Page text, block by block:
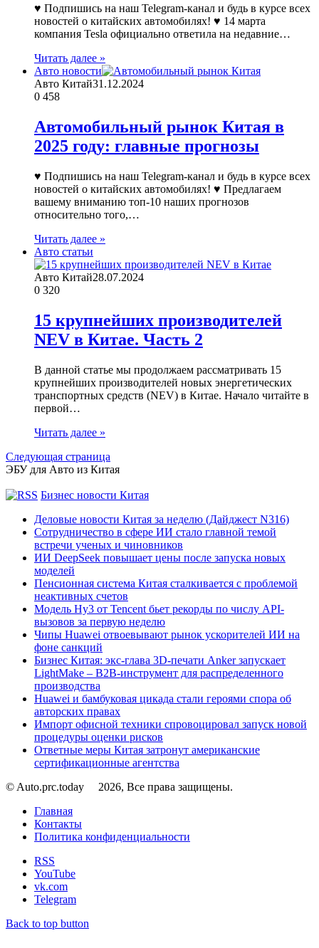
♥ Подпишись на наш Telegram-канал и будь в курсе всех
новостей о китайских автомобилях! ♥ 14 марта
компания Tesla официально ответила на недавние…
Читать далее »
Авто новости
Авто Китай31.12.2024
0 458
Автомобильный рынок Китая в
2025 году: главные прогнозы
♥ Подпишись на наш Telegram-канал и будь в курсе всех
новостей о китайских автомобилях! ♥ Предлагаем
вашему вниманию топ-10 наших прогнозов
относительно того,…
Читать далее »
Авто статьи
Авто Китай28.07.2024
0 320
15 крупнейших производителей
NEV в Китае. Часть 2
В данной статье мы продолжаем рассматривать 15
крупнейших производителей новых энергетических
транспортных средств (NEV) в Китае. Начало читайте в
первой…
Читать далее »
Следующая страница
ЭБУ для Авто из Китая
Бизнес новости Китая
Деловые новости Китая за неделю (Дайджест N316)
Сотрудничество в сфере ИИ стало главной темой
встречи ученых и чиновников
ИИ DeepSeek повышает цены после запуска новых
моделей
Пенсионная система Китая сталкивается с проблемой
неактивных счетов
Модель Hy3 от Tencent бьет рекорды по числу API-
вызовов за первую неделю
Чипы Huawei отвоевывают рынок ускорителей ИИ на
фоне санкций
Бизнес Китая: экс-глава 3D-печати Anker запускает
LightMake – B2B-инструмент для распределенного
производства
Huawei и бамбуковая цикада стали героями спора об
авторских правах
Импорт офисной техники спровоцировал запуск новой
процедуры оценки рисков
Ответные меры Китая затронут американские
сертификационные агентства
© Auto.prc.today
2026, Все права защищены.
Главная
Контакты
Политика конфиденциальности
RSS
YouTube
vk.com
Telegram
Back to top button